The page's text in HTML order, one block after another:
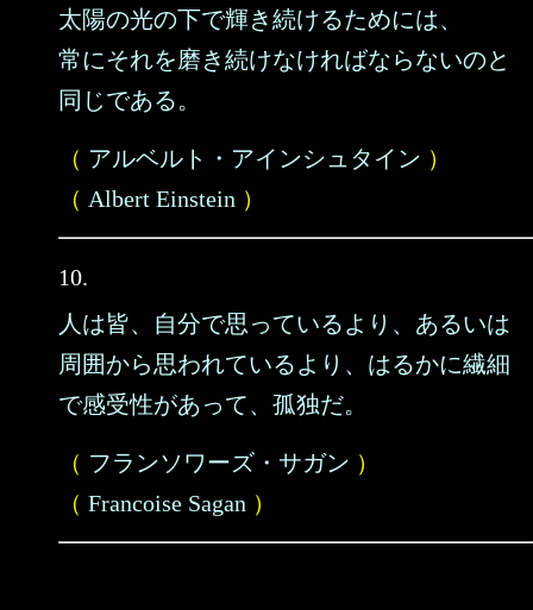
太陽の光の下で輝き続けるためには、
常にそれを磨き続けなければならないのと
同じである。
（ アルベルト・アインシュタイン ）
（ Albert Einstein ）
10.
人は皆、自分で思っているより、あるいは
周囲から思われているより、はるかに繊細
で感受性があって、孤独だ。
（ フランソワーズ・サガン ）
（ Francoise Sagan ）